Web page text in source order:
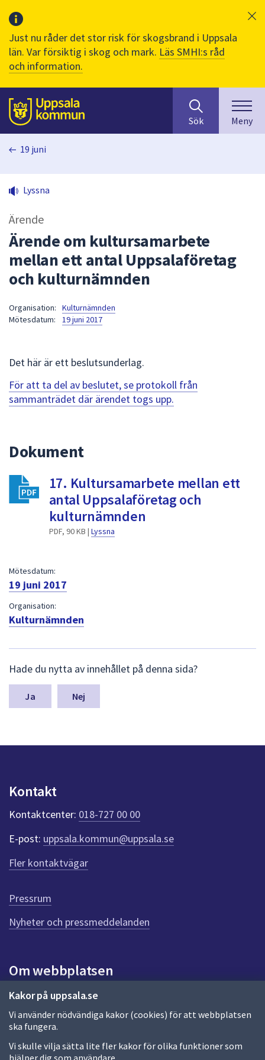
Just nu råder det stor risk för skogsbrand i Uppsala
län. Var försiktig i skog och mark. Läs SMHI:s råd
och information.
Till sidans
huvudinnehåll
efter
innehåll
på
sökfältet
kommer
sökförslag
att
navigera
mellan
välja
något
Sök Meny
Kakor på uppsala.se
Vi använder nödvändiga kakor (cookies) för att webbplatsen
ska fungera.
Vi skulle vilja sätta lite fler kakor för olika funktioner som
hjälper dig som användare.
19 juni
Lyssna
Ärende
Ärende om kultursamarbete
mellan ett antal Uppsalaföretag
och kulturnämnden
Organisation:
Kulturnämnden
Mötesdatum:
19 juni 2017
Det här är ett beslutsunderlag.
För att ta del av beslutet, se protokoll från
sammanträdet där ärendet togs upp.
Dokument
17. Kultursamarbete mellan ett
antal Uppsalaföretag och
kulturnämnden
PDF, 90 KB | Lyssna
Mötesdatum:
19 juni 2017
Organisation:
Kulturnämnden
ä
m
a
n
k
t
e
r
f
ö
r
e
n
n
a
d
a
Hade du nytta av innehållet på denna sida?
Nej
Kontakt
Kontaktcenter: 018-727 00 00
E-post: uppsala.kommun@uppsala.se
Fler kontaktvägar
Pressrum
Nyheter och pressmeddelanden
Om webbplatsen
Om webbplatsen
Allmänna handlingar och diarium
Behandling av personuppgifter